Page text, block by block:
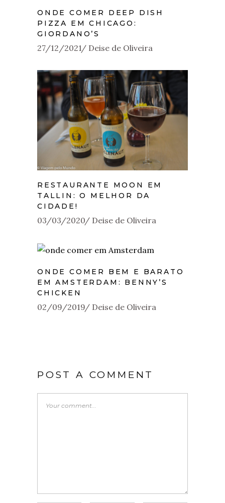
ONDE COMER DEEP DISH
PIZZA EM CHICAGO:
GIORDANO’S
27/12/2021 Deise de Oliveira
RESTAURANTE MOON EM
TALLIN: O MELHOR DA
CIDADE!
03/03/2020 Deise de Oliveira
ONDE COMER BEM E BARATO
EM AMSTERDAM: BENNY’S
CHICKEN
02/09/2019 Deise de Oliveira
POST A COMMENT